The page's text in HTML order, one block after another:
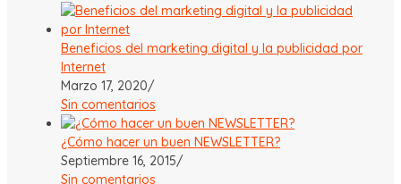
Beneficios del marketing digital y la publicidad por
Internet
Marzo 17, 2020/
Sin comentarios
¿Cómo hacer un buen NEWSLETTER?
Septiembre 16, 2015/
Sin comentarios